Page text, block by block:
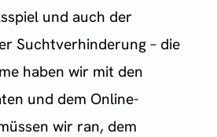
und auch der
Suchtverhinderung – die
haben wir mit den
und dem Online-
wir ran, dem